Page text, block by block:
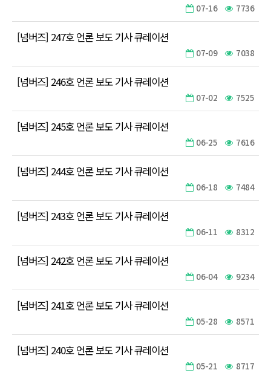
07-16 7736
[넘버즈] 247호 언론 보도 기사 큐레이션
07-09 7038
[넘버즈] 246호 언론 보도 기사 큐레이션
07-02 7525
[넘버즈] 245호 언론 보도 기사 큐레이션
06-25 7616
[넘버즈] 244호 언론 보도 기사 큐레이션
06-18 7484
[넘버즈] 243호 언론 보도 기사 큐레이션
06-11 8312
[넘버즈] 242호 언론 보도 기사 큐레이션
06-04 9234
[넘버즈] 241호 언론 보도 기사 큐레이션
05-28 8571
[넘버즈] 240호 언론 보도 기사 큐레이션
05-21 8717